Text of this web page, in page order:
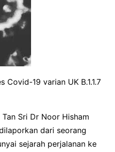
Covid-19 varian UK B.1.1.7
Sri Dr Noor Hisham
dari seorang
sejarah perjalanan ke